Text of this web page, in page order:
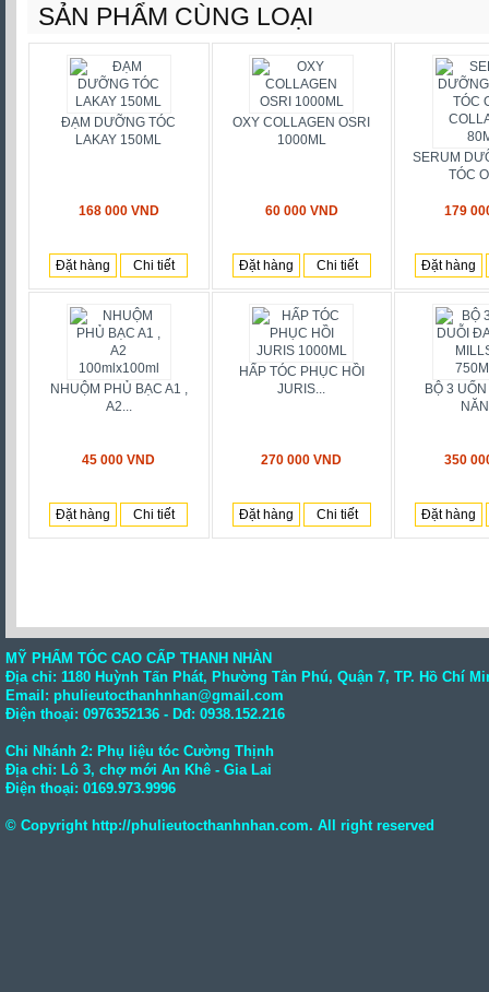
SẢN PHẨM CÙNG LOẠI
ĐẠM DƯỠNG TÓC
LAKAY 150ML
168 000 VND
Đặt hàng Chi tiết
OXY COLLAGEN OSRI
1000ML
60 000 VND
Đặt hàng Chi tiết
SERUM
TÓC
179
Đặt hàng
NHUỘM PHỦ BẠC A1 ,
A2...
45 000 VND
Đặt hàng Chi tiết
HẤP TÓC PHỤC HỒI
JURIS...
270 000 VND
Đặt hàng Chi tiết
BỘ 3
350
Đặt hàng
MỸ PHẨM TÓC CAO CẤP THANH NHÀN
Địa chỉ: 1180 Huỳnh Tấn Phát, Phường Tân Phú, Quận 7, TP. Hồ Chí
Email: phulieutocthanhnhan@gmail.com
Điện thoại: 0976352136 - Dđ: 0938.152.216
Chi Nhánh 2: Phụ liệu tóc Cường Thịnh
Địa chỉ: Lô 3, chợ mới An Khê - Gia Lai
Điện thoại: 0169.973.9996
© Copyright http://phulieutocthanhnhan.com. All right reserved